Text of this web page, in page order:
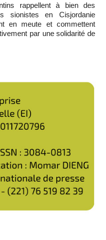
rappellent à bien des
sionistes en Cisjordanie
en meute et commettent
par une solidarité de